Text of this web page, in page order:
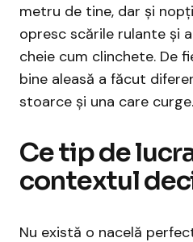
metru de tine, dar și
opresc scările rulante și
cheie cum clinchete. De
bine aleasă a făcut
stoarce și una care curge.
Ce tip de
contextul
Nu există o nacelă